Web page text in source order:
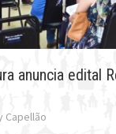
anuncia edital
Capellão